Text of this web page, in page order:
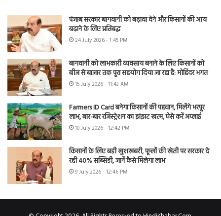
पंजाब सरकार बागवानी को बढ़ावा देने और किसानों की आय
बढ़ाने के लिए प्रतिबद्ध
24 July 2026 - 1:45 PM
बागवानी को लाभकारी व्यवसाय बनाने के लिए किसानों को
बीज से बाजार तक पूरा सहयोग दिया जा रहा है: मोहिंदर भगत
15 July 2026 - 11:43 AM
Farmers ID Card बनेगा किसानों की पहचान, मिलेंगे भरपूर
लाभ, बार-बार रजिस्ट्रेशन का झंझट खत्म, ऐसे करें अप्लाई
10 July 2026 - 12:42 PM
किसानों के लिए बड़ी खुशखबरी, फूलों की खेती पर सरकार दे
रही 40% सब्सिडी, जानें कैसे मिलेगा लाभ
9 July 2026 - 12:46 PM